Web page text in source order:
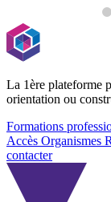
La 1ère plateforme
orientation ou
Formations
Accès Organismes
contacter